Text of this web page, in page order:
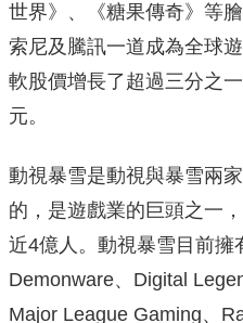
世界》、《糖果傳奇》等
索尼及騰訊一道成為全球
軟股價增長了超過三分之
元。
動視暴雪是動視與暴雪兩
的，是遊戲業的巨頭之一
近4億人。動視暴雪目前
Demonware、Digital
Major League Gaming、